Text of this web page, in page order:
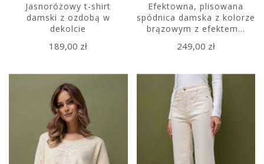
Jasnoróżowy t-shirt
damski z ozdobą w
dekolcie
189,00 zł
Efektowna, plisowana
spódnica damska z kolorze
brązowym z efektem...
249,00 zł